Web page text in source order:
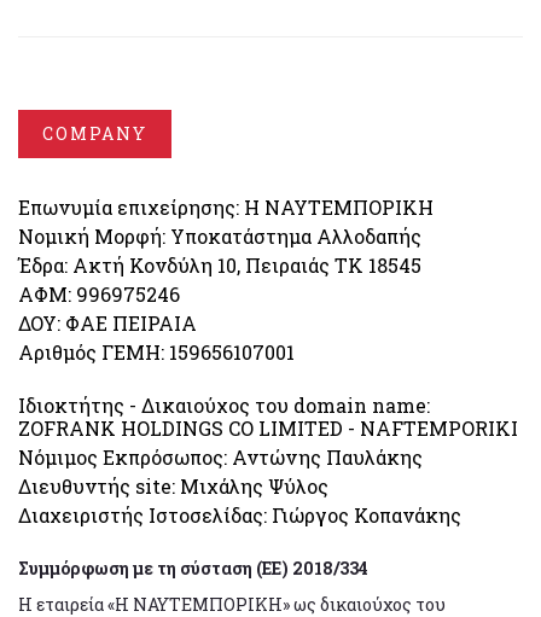
COMPANY
Επωνυμία επιχείρησης: Η ΝΑΥΤΕΜΠΟΡΙΚΗ
Νομική Μορφή: Υποκατάστημα Αλλοδαπής
Έδρα: Ακτή Κονδύλη 10, Πειραιάς ΤΚ 18545
ΑΦΜ: 996975246
ΔΟΥ: ΦΑΕ ΠΕΙΡΑΙΑ
Αριθμός ΓΕΜΗ: 159656107001
Ιδιοκτήτης - Δικαιούχος του domain name:
ZOFRANK HOLDINGS CO LIMITED - NAFTEMPORIKI
Νόμιμος Εκπρόσωπος: Αντώνης Παυλάκης
Διευθυντής site: Μιχάλης Ψύλος
Διαχειριστής Ιστοσελίδας: Γιώργος Κοπανάκης
Συμμόρφωση με τη σύσταση (ΕΕ) 2018/334
Η εταιρεία «Η ΝΑΥΤΕΜΠΟΡΙΚΗ» ως δικαιούχος του